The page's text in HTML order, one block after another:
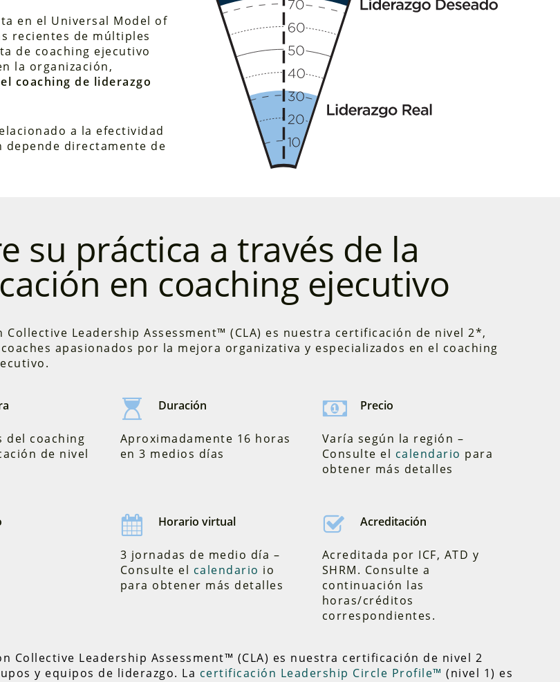
en el Universal Model of
recientes de múltiples
de coaching ejecutivo
la organización,
coaching de liderazgo
a la efectividad
depende directamente de
su práctica a través de la
en coaching ejecutivo
Collective Leadership Assessment™ (CLA) es nuestra certificación de nivel 2*,
apasionados por la mejora organizativa y especializados en el coaching
del coaching
de nivel
Duración
Aproximadamente 16 horas
en 3 medios días
Precio
Varía según la región –
Consulte el calendario para
obtener más detalles
Horario virtual
3 jornadas de medio día –
Consulte el calendario io
para obtener más detalles
Acreditación
Acreditada por ICF, ATD y
SHRM. Consulte a
continuación las
horas/créditos
correspondientes.
Collective Leadership Assessment™ (CLA) es nuestra certificación de nivel 2
y equipos de liderazgo. La certificación Leadership Circle Profile™ (nivel 1) es